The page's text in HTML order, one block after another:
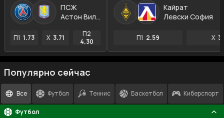
ПСЖ
Астон Вилла
П1 1.73 X 3.71
П2
4.30
Кайрат
Левски София
П1 2.59 X
Популярно сейчас
Все Футбол Теннис Баскетбол Киберспорт
Футбол